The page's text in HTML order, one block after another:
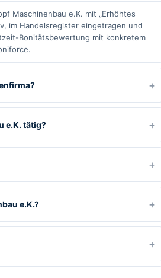
Maschinenbau e.K. mit „Erhöhtes
im Handelsregister eingetragen und
Bonitätsbewertung mit konkretem
e.K. tätig?
e.K.?